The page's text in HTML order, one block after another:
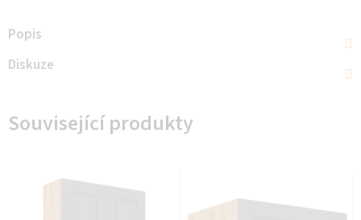
Popis
Diskuze
Související produkty